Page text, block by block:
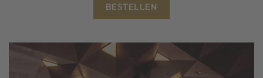
BESTELLEN